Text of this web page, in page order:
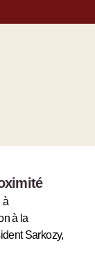
à
à la
Sarkozy,